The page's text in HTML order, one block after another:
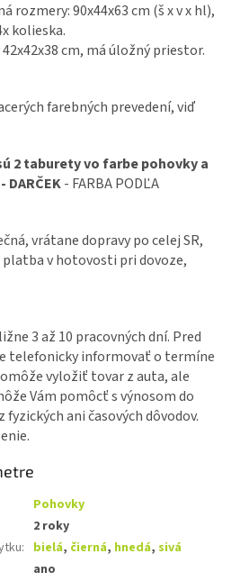
rozmery: 90x44x63 cm (š x v x hl),
kolieska.
cm, má úložný priestor.
farebných prevedení, viď
2 taburety vo farbe pohovky a
- FARBA PODĽA
vrátane dopravy po celej SR,
v hotovosti pri dovoze,
3 až 10 pracovných dní. Pred
telefonicky informovať o termíne
vyložiť tovar z auta, ale
Vám pomôcť s výnosom do
fyzických ani časových dôvodov.
Pohovky
2 roky
: bielá, čierná, hnedá, sivá
ano